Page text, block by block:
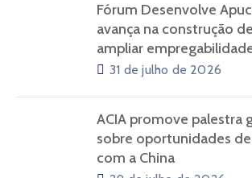
Fórum Desenvolve
avança na construção
ampliar
31 de julho de 2026
ACIA promove palestra
sobre oportunidades
com a China